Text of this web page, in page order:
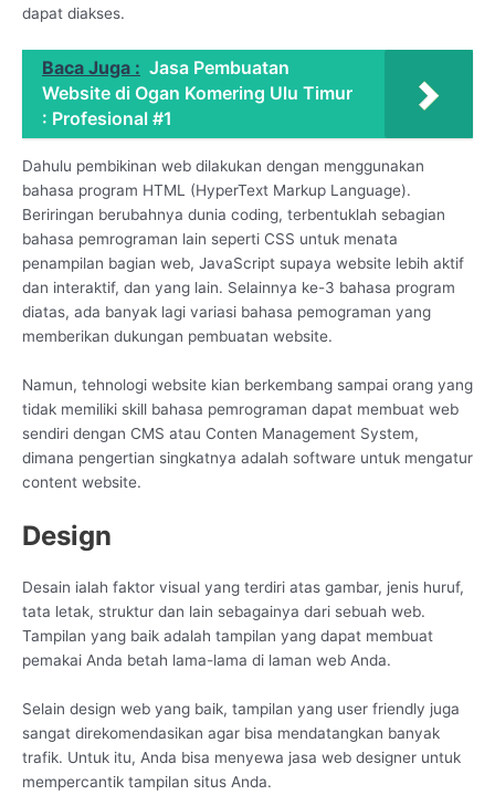
dapat diakses.
Baca Juga : Jasa Pembuatan
Website di Ogan Komering Ulu Timur
: Profesional #1
Dahulu pembikinan web dilakukan dengan menggunakan
bahasa program HTML (HyperText Markup Language).
Beriringan berubahnya dunia coding, terbentuklah sebagian
bahasa pemrograman lain seperti CSS untuk menata
penampilan bagian web, JavaScript supaya website lebih aktif
dan interaktif, dan yang lain. Selainnya ke-3 bahasa program
diatas, ada banyak lagi variasi bahasa pemograman yang
memberikan dukungan pembuatan website.
Namun, tehnologi website kian berkembang sampai orang yang
tidak memiliki skill bahasa pemrograman dapat membuat web
sendiri dengan CMS atau Conten Management System,
dimana pengertian singkatnya adalah software untuk mengatur
content website.
Design
Desain ialah faktor visual yang terdiri atas gambar, jenis huruf,
tata letak, struktur dan lain sebagainya dari sebuah web.
Tampilan yang baik adalah tampilan yang dapat membuat
pemakai Anda betah lama-lama di laman web Anda.
Selain design web yang baik, tampilan yang user friendly juga
sangat direkomendasikan agar bisa mendatangkan banyak
trafik. Untuk itu, Anda bisa menyewa jasa web designer untuk
mempercantik tampilan situs Anda.